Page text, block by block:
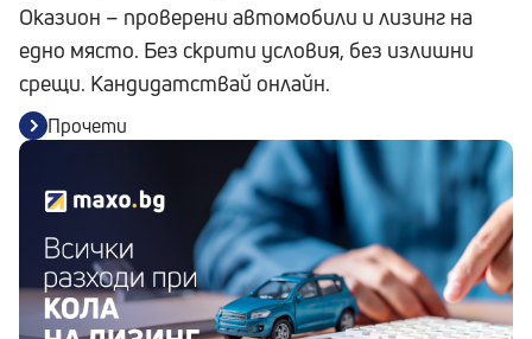
Оказион – проверени автомобили и лизинг на
едно място. Без скрити условия, без излишни
срещи. Кандидатствай онлайн.
Прочети